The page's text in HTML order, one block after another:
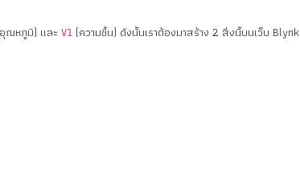
ณหภูมิ) และ V1 (ความชื้น) ดังนั้นเราต้องมาสร้าง 2 สิ่งนี้บนเว็บ Blynk